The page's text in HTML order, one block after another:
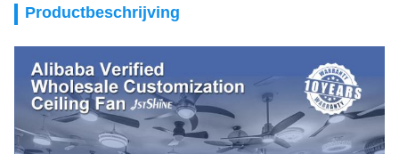
Productbeschrijving